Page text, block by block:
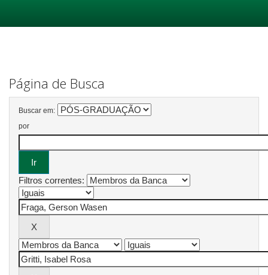
Página de Busca
Buscar em:
por
Filtros correntes: